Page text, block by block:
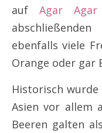
aufAgar Agar
ebenfalls viele
Orange oder gar
Historisch
Asien vor allem
Beeren galten